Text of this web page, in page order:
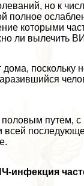
но к
которыми
ли вылечить
поскольку
путем,
всей
инфекция